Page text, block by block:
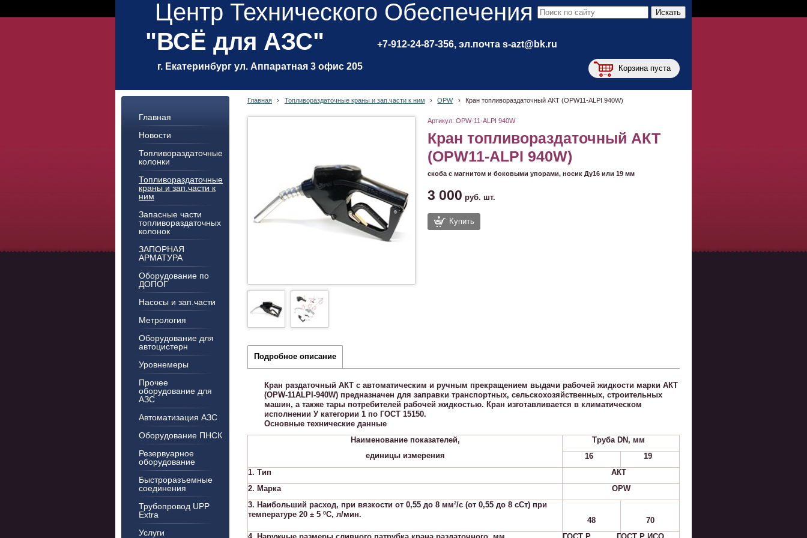
Корзина пуста
Центр Технического Обеспечения
г. Екатеринбург ул. Аппаратная 3 офис 205
+7-912-24-87-356, эл.почта s-azt@bk.ru
"ВСЁ для АЗС"
Главная
Новости
Топливораздаточные
колонки
Топливораздаточные
краны и зап.части к
ним
Запасные части
топливораздаточных
колонок
ЗАПОРНАЯ
АРМАТУРА
Оборудование по
ДОПОГ
Насосы и зап.части
Метрология
Оборудование для
автоцистерн
Уровнемеры
Прочее
оборудование для
АЗС
Автоматизация АЗС
Оборудование ПНСК
Резервуарное
оборудование
Быстроразъемные
соединения
Трубопровод UPP
Extra
Услуги
Главная › Топливораздаточные краны и зап.части к ним › OPW › Кран топливораздаточный АКТ (OPW11-ALPI 940W)
Артикул: OPW-11-ALPI 940W
Кран топливораздаточный АКТ
(OPW11-ALPI 940W)
скоба с магнитом и боковыми упорами, носик Ду16 или 19 мм
3 000 руб. шт.
Купить
Подробное описание
Кран раздаточный АКТ с автоматическим и ручным прекращением выдачи рабочей жидкости марки АКТ
(OPW-11АLPI-940W) предназначен для заправки транспортных, сельскохозяйственных, строительных
машин, а также тары потребителей рабочей жидкостью. Кран изготавливается в климатическом
исполнении У категории 1 по ГОСТ 15150.
Основные технические данные
Наименование показателей,
единицы измерения
Труба DN, мм
16
19
1. Тип
АКТ
2. Марка
OPW
3. Наибольший расход, при вязкости от 0,55 до 8 мм²/c (от 0,55 до 8 сСт) при
температуре 20 ± 5 ºС, л/мин.
48
70